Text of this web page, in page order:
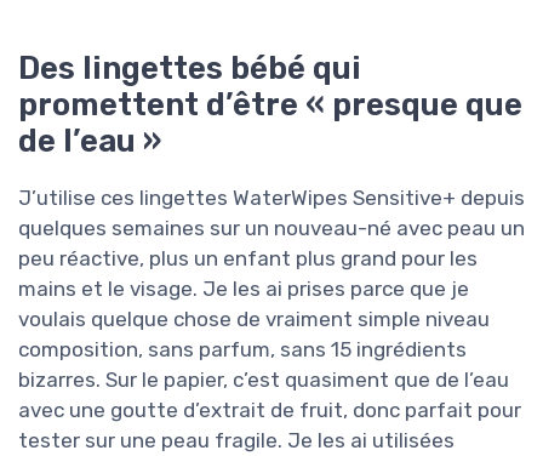
Des lingettes bébé qui
promettent d’être « presque que
de l’eau »
J’utilise ces lingettes WaterWipes Sensitive+ depuis
quelques semaines sur un nouveau-né avec peau un
peu réactive, plus un enfant plus grand pour les
mains et le visage. Je les ai prises parce que je
voulais quelque chose de vraiment simple niveau
composition, sans parfum, sans 15 ingrédients
bizarres. Sur le papier, c’est quasiment que de l’eau
avec une goutte d’extrait de fruit, donc parfait pour
tester sur une peau fragile. Je les ai utilisées